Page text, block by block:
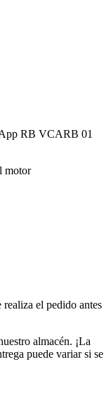
RB VCARB 01
motor
realiza el pedido antes
almacén. ¡La
puede variar si se